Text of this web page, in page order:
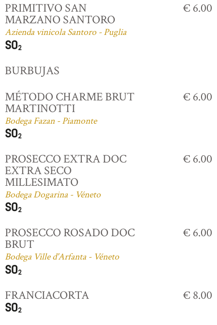
PRIMITIVO SAN
MARZANO SANTORO
Azienda vinicola Santoro - Puglia
€ 6.00
BURBUJAS
MÉTODO CHARME BRUT
MARTINOTTI
Bodega Fazan - Piamonte
€ 6.00
PROSECCO EXTRA DOC
EXTRA SECO
MILLESIMATO
Bodega Dogarina - Véneto
€ 6.00
PROSECCO ROSADO DOC
BRUT
Bodega Ville d'Arfanta - Véneto
€ 6.00
FRANCIACORTA € 8.00